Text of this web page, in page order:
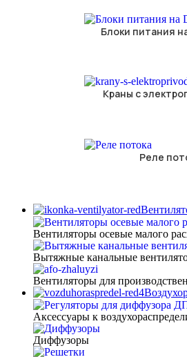
Блоки питания
Краны с
Реле
Вентиляторы осевые малого
Вытяжные канальные
Вентиляторы для
Аксессуары к
Диффузоры